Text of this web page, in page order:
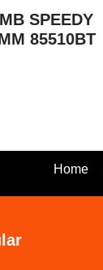
SPEEDY
85510BT
Home